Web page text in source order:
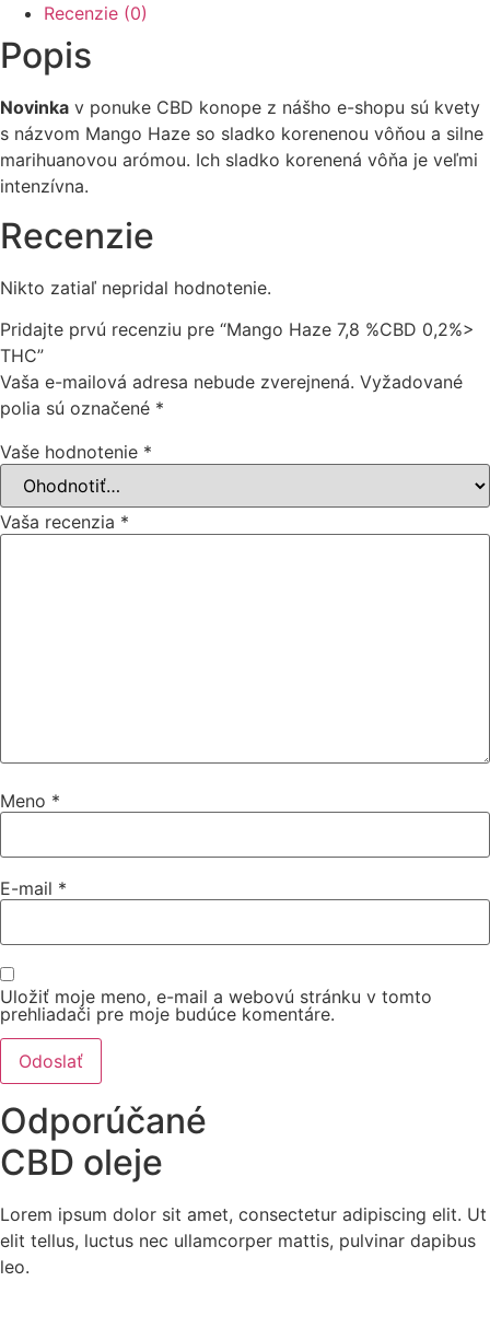
Recenzie (0)
Popis
Novinka v ponuke CBD konope z nášho e-shopu sú kvety
s názvom Mango Haze so sladko korenenou vôňou a silne
marihuanovou arómou. Ich sladko korenená vôňa je veľmi
intenzívna.
Recenzie
Nikto zatiaľ nepridal hodnotenie.
Pridajte prvú recenziu pre “Mango Haze 7,8 %CBD 0,2%>
THC”
Vaša e-mailová adresa nebude zverejnená. Vyžadované
polia sú označené *
Vaše hodnotenie *
Vaša recenzia *
Meno *
E-mail *
Uložiť moje meno, e-mail a webovú stránku v tomto
prehliadači pre moje budúce komentáre.
Odporúčané
CBD oleje
Lorem ipsum dolor sit amet, consectetur adipiscing elit. Ut
elit tellus, luctus nec ullamcorper mattis, pulvinar dapibus
leo.